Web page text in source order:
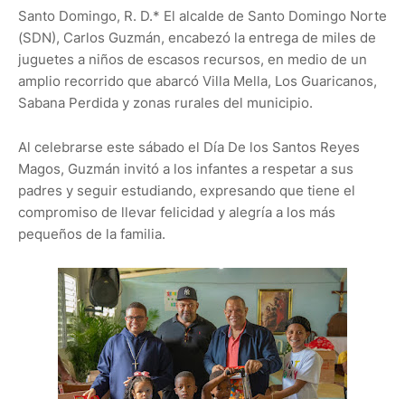
Santo Domingo, R. D.* El alcalde de Santo Domingo Norte
(SDN), Carlos Guzmán, encabezó la entrega de miles de
juguetes a niños de escasos recursos, en medio de un
amplio recorrido que abarcó Villa Mella, Los Guaricanos,
Sabana Perdida y zonas rurales del municipio.
Al celebrarse este sábado el Día De los Santos Reyes
Magos, Guzmán invitó a los infantes a respetar a sus
padres y seguir estudiando, expresando que tiene el
compromiso de llevar felicidad y alegría a los más
pequeños de la familia.